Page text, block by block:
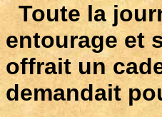
Toute la
entourage et
offrait un
demandait